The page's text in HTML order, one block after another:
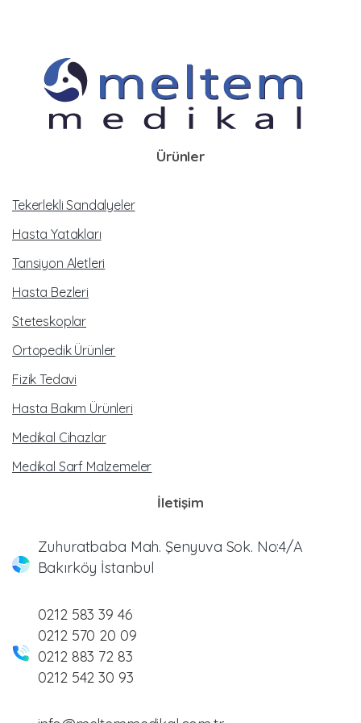
Ürünler
Tekerlekli Sandalyeler
Hasta Yatakları
Tansiyon Aletleri
Hasta Bezleri
Steteskoplar
Ortopedik Ürünler
Fizik Tedavi
Hasta Bakım Ürünleri
Medikal Cihazlar
Medikal Sarf Malzemeler
İletişim
Zuhuratbaba Mah. Şenyuva Sok. No:4/A
Bakırköy İstanbul
0212 583 39 46
0212 570 20 09
0212 883 72 83
0212 542 30 93